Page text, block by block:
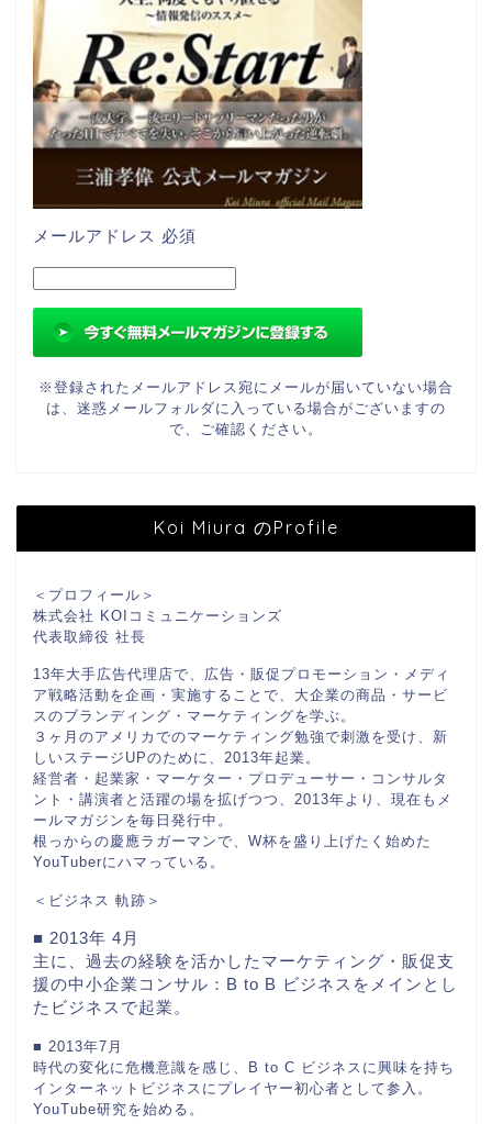
メールアドレス 必須
※登録されたメールアドレス宛にメールが届いていない場合
は、迷惑メールフォルダに入っている場合がございますの
で、ご確認ください。
Koi Miura のProfile
＜プロフィール＞
株式会社 KOIコミュニケーションズ
代表取締役 社長
13年大手広告代理店で、広告・販促プロモーション・メディ
ア戦略活動を企画・実施することで、大企業の商品・サービ
スのブランディング・マーケティングを学ぶ。
３ヶ月のアメリカでのマーケティング勉強で刺激を受け、新
しいステージUPのために、2013年起業。
経営者・起業家・マーケター・プロデューサー・コンサルタ
ント・講演者と活躍の場を拡げつつ、2013年より、現在もメ
ールマガジンを毎日発行中。
根っからの慶應ラガーマンで、W杯を盛り上げたく始めた
YouTuberにハマっている。
＜ビジネス 軌跡＞
■ 2013年 4月
主に、過去の経験を活かしたマーケティング・販促支
援の中小企業コンサル：B to B ビジネスをメインとし
たビジネスで起業。
■ 2013年7月
時代の変化に危機意識を感じ、B to C ビジネスに興味を持ち
インターネットビジネスにプレイヤー初心者として参入。
YouTube研究を始める。